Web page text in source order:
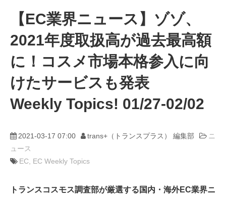
trans-DXプロデューサー
【EC業界ニュース】ゾゾ、
2021年度取扱高が過去最高額
に！コスメ市場本格参入に向
けたサービスも発表
Weekly Topics! 01/27-02/02
2021-03-17 07:00 trans+（トランスプラス） 編集部
ニ
ュース
EC EC Weekly Topics
トランスコスモス調査部が厳選する国内・海外EC業界ニ